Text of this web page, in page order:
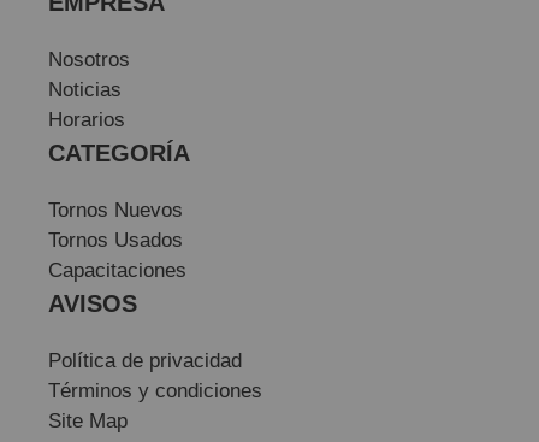
Nosotros
Noticias
Horarios
CATEGORÍA
Tornos Nuevos
Tornos Usados
Capacitaciones
AVISOS
Política de privacidad
Términos y condiciones
Site Map